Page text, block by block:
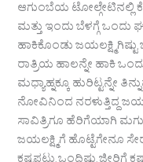
ಆಗುಂಬೆಯ ಟೋಲ್ಗೇಟಿನಲ್ಲಿ
ಮತ್ತು ಇಂದು ಬೆಳಗ್ಗೆ
ಹಾಕಿಕೊಂಡು
ರಾತ್ರಿಯ ಹಾಲನ್ನೇ ಹಾಕಿ
ಮಧ್ಯಾಹ್ನಕ್ಕೂ ಹುರಿಟ್ಟನ್ನೇ
ನೋವಿನಿಂದ ನರಳುತ್ತಿದ್ದ
ಸಾವಿತ್ರಿಗೂ ಹೆರಿಗೆಯಾಗಿ ಮಗು
ಜಯಲಕ್ಷ್ಮಿಗೆ ಹೊಟ್ಟೆಗೇನೂ